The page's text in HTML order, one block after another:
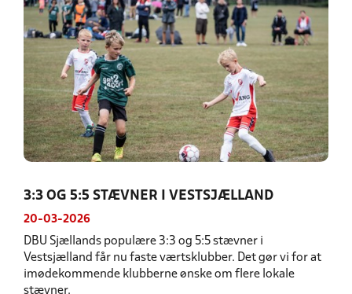
3:3 OG 5:5 STÆVNER I VESTSJÆLLAND
20-03-2026
DBU Sjællands populære 3:3 og 5:5 stævner i
Vestsjælland får nu faste værtsklubber. Det gør vi for at
imødekommende klubberne ønske om flere lokale
stævner.